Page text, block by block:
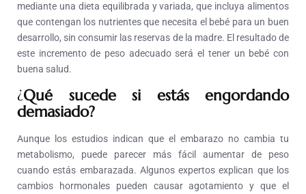
mediante una dieta equilibrada y variada, que incluya alimentos
que contengan los nutrientes que necesita el bebé para un buen
desarrollo, sin consumir las reservas de la madre. El resultado de
este incremento de peso adecuado será el tener un bebé con
buena salud.
¿Qué sucede si estás engordando
demasiado?
Aunque los estudios indican que el embarazo no cambia tu
metabolismo, puede parecer más fácil aumentar de peso
cuando estás embarazada. Algunos expertos explican que los
cambios hormonales pueden causar agotamiento y que el